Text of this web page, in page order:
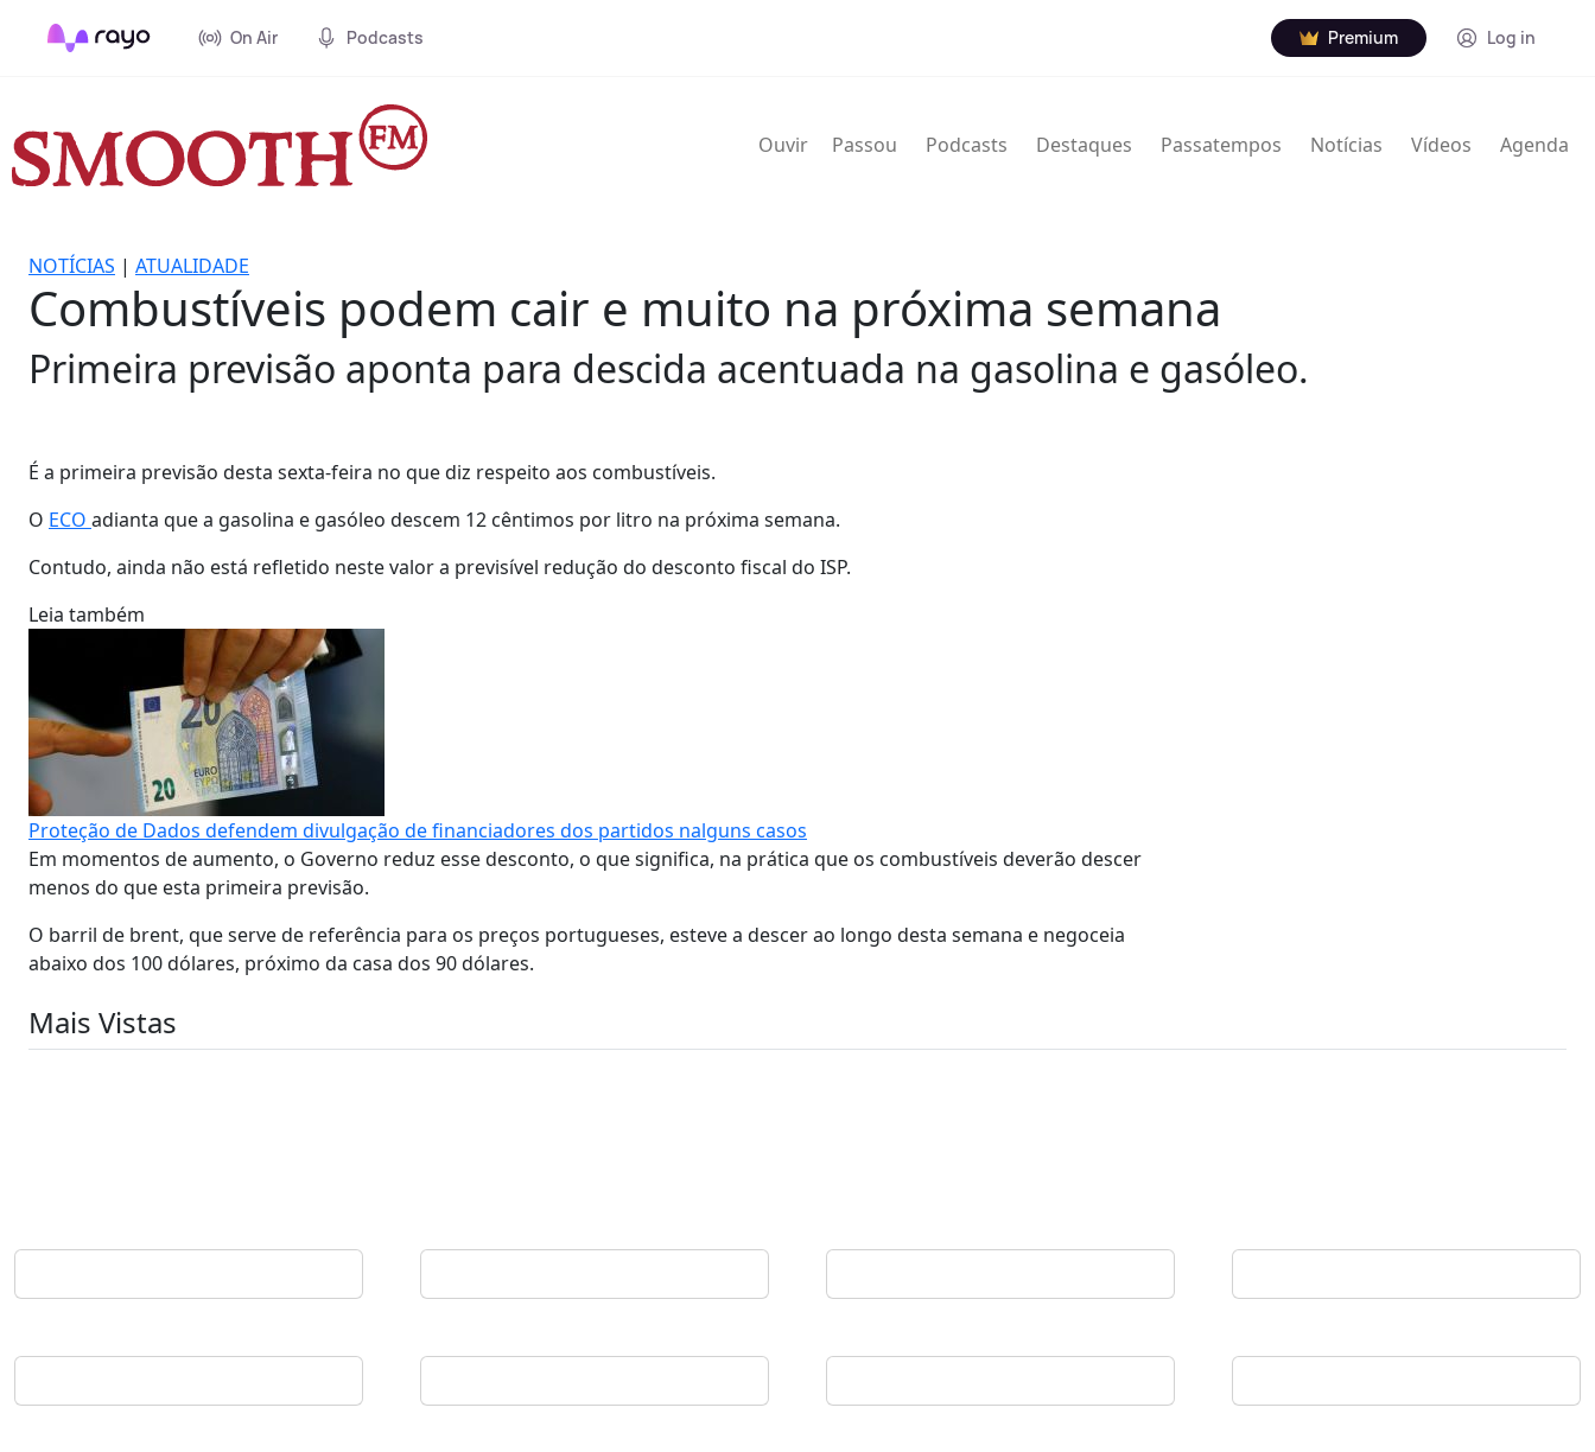
On Air Podcasts Premium Log in
Ouvir Passou Podcasts Destaques Passatempos Notícias Vídeos Agenda
NOTÍCIAS | ATUALIDADE
Combustíveis podem cair e muito na próxima semana
Primeira previsão aponta para descida acentuada na gasolina e gasóleo.
É a primeira previsão desta sexta-feira no que diz respeito aos combustíveis.
O ECO adianta que a gasolina e gasóleo descem 12 cêntimos por litro na próxima semana.
Contudo, ainda não está refletido neste valor a previsível redução do desconto fiscal do ISP.
Leia também
Proteção de Dados defendem divulgação de financiadores dos partidos nalguns casos
Em momentos de aumento, o Governo reduz esse desconto, o que significa, na prática que os combustíveis deverão descer
menos do que esta primeira previsão.
O barril de brent, que serve de referência para os preços portugueses, esteve a descer ao longo desta semana e negoceia
abaixo dos 100 dólares, próximo da casa dos 90 dólares.
Mais Vistas